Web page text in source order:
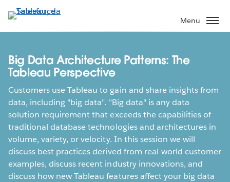
Passa
contenuto
Menu
Big Data Architecture Patterns: The
Tableau Perspective
Customers use Tableau to gain and share insights from
data, including "big data". "Big data" is any data
solution requirement that exceeds the capabilities of
traditional database technologies and architectures in
volume, variety, or velocity. In this session we will
discuss best practices derived from real-world customer
examples, discuss recent industry innovations, and
discuss how new Tableau features affect your big data